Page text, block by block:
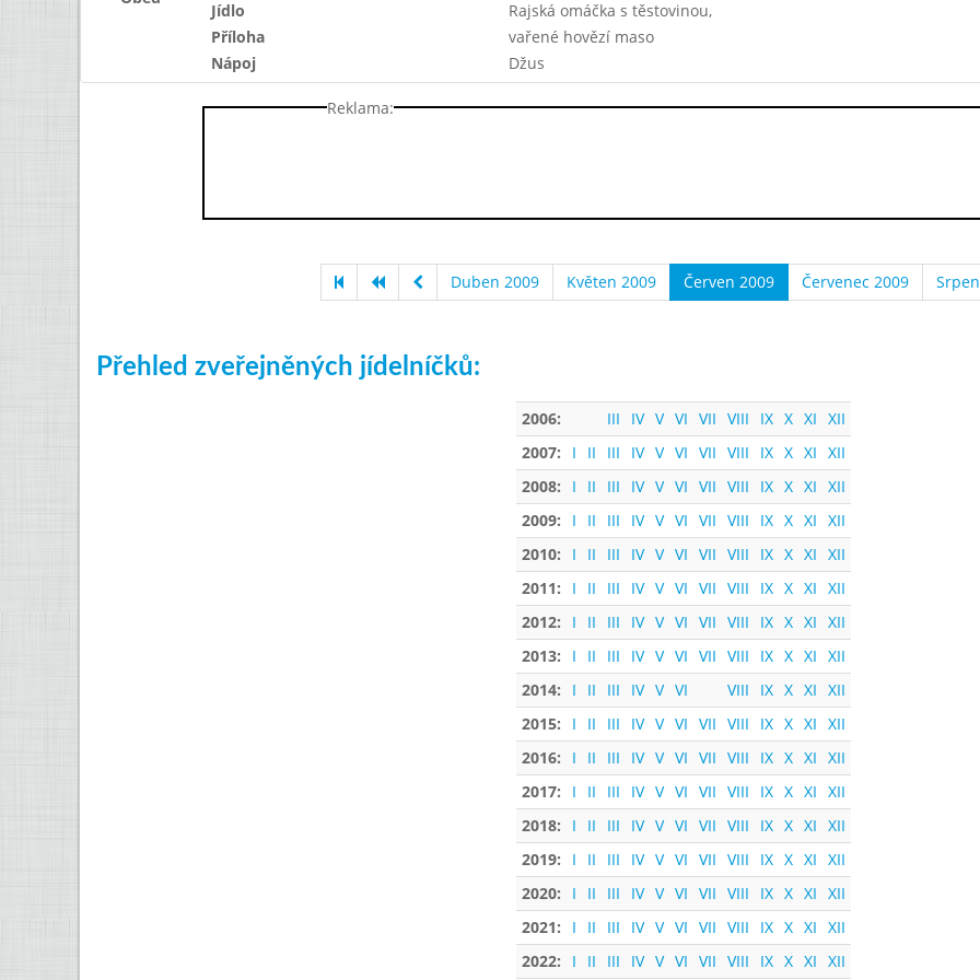
Jídlo
Rajská omáčka s těstovinou,
Příloha
vařené hovězí maso
Nápoj
Džus
Reklama:
Duben 2009 Květen 2009 Červen 2009 Červenec 2009
Přehled zveřejněných jídelníčků:
2006: III IV V VI VII VIII IX X XI XII
2007:
I II III IV V VI VII VIII IX X XI XII
2008:
I II III IV V VI VII VIII IX X XI XII
2009:
I II III IV V VI VII VIII IX X XI XII
2010:
I II III IV V VI VII VIII IX X XI XII
2011:
I II III IV V VI VII VIII IX X XI XII
2012:
I II III IV V VI VII VIII IX X XI XII
2013:
I II III IV V VI VII VIII IX X XI XII
2014:
I II III IV V VI VIII IX X XI XII
2015:
I II III IV V VI VII VIII IX X XI XII
2016:
I II III IV V VI VII VIII IX X XI XII
2017:
I II III IV V VI VII VIII IX X XI XII
2018:
I II III IV V VI VII VIII IX X XI XII
2019:
I II III IV V VI VII VIII IX X XI XII
2020:
I II III IV V VI VII VIII IX X XI XII
2021:
I II III IV V VI VII VIII IX X XI XII
2022:
I II III IV V VI VII VIII IX X XI XII